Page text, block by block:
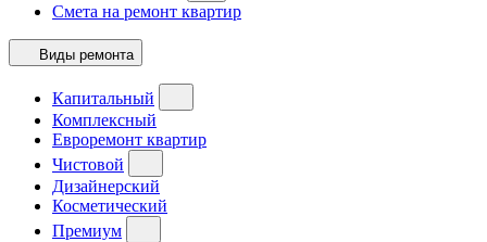
Смета на ремонт квартир
Виды ремонта
Капитальный
Комплексный
Евроремонт квартир
Чистовой
Дизайнерский
Косметический
Премиум